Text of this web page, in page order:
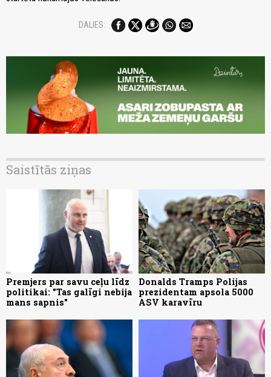
DALIES:
Saistītās ziņas
Premjers par savu ceļu līdz
politikai: "Tas galīgi nebija
mans sapnis"
Donalds Tramps Polijas
prezidentam apsola 5000
ASV karavīru